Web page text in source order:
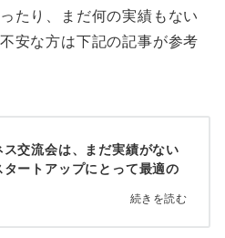
たり、まだ何の実績もない
安な方は下記の記事が参考
ス交流会は、まだ実績がない
タートアップにとって最適の
続きを読む